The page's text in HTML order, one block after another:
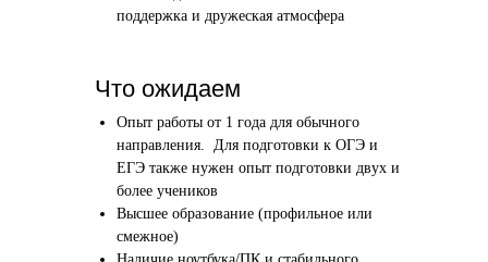
Что ожидаем
поддержка и дружеская атмосфера
Опыт работы от 1 года для обычного
направления. Для подготовки к ОГЭ и
ЕГЭ также нужен опыт подготовки двух и
более учеников
Высшее образование (профильное или
смежное)
Отвечаете по-английски на 4 вопроса
Начать преподавать